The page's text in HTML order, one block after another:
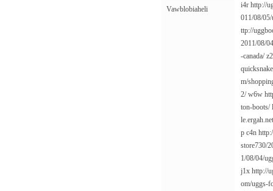
Vawblobiaheli i4r http://
011/08/
ttp://
2011/08/
-canada/
m/
2/w6w
ton-boots/
p c4n
store730/
1/08/04/
j1x http://
om/uggs-